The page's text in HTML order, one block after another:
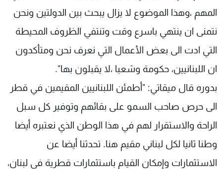
المهم ،وهذا الموضوع لا يزال يبحث بين الدولتين ونحن
نتمنى ان ينتهي باسرع وقت وتنتفي الظروف المحيطة
التي ادت الى بعض الأعمال التي نعرف نحن ومتأكدون
ان اللبنانيين، حكومة وشعبا ،لا يقبلون بها".
بدوره قال ميقاتي: "أطمئن اللبنانيين المقيمين في قطر
الى حرص صاحب السمو على بقائهم وتوفير كل سبل
الراحة والاستقرار لهم في هذا الوطن الذي نعتبره أيضا
وطنا ثانيا لكل لبناني مقيم هنا. تحدثنا أيضا عن
الاستثمارات وإمكان القيام باستثمارات قطرية في لبنان،